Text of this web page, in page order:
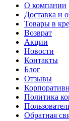
О компании
Доставка и
Товары в
Возврат
Акции
Новости
Контакты
Блог
Отзывы
Политика
Обратная